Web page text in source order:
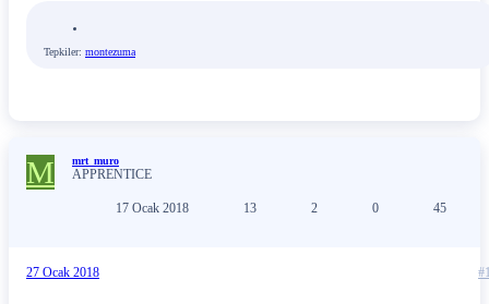
Tepkiler: montezuma
M mrt_muro
APPRENTICE
17 Ocak 2018 13 2 0 45
27 Ocak 2018